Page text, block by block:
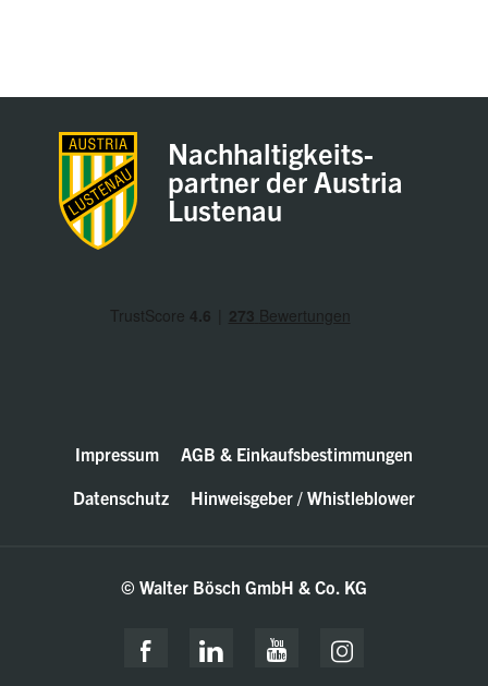
Nachhaltigkeits-
partner der Austria
Lustenau
Impressum
AGB & Einkaufsbestimmungen
Datenschutz
Hinweisgeber / Whistleblower
© Walter Bösch GmbH & Co. KG